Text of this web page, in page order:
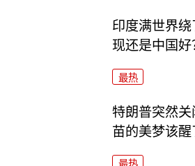
印度满世界
现还是中国好
最热
特朗普突然
苗的美梦该醒
最热